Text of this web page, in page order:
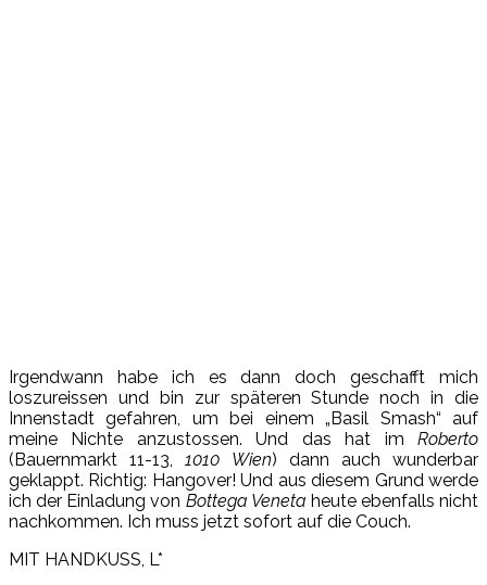
Irgendwann habe ich es dann doch geschafft mich
loszureissen und bin zur späteren Stunde noch in die
Innenstadt gefahren, um bei einem „Basil Smash“ auf
meine Nichte anzustossen. Und das hat im Roberto
(Bauernmarkt 11-13, 1010 Wien) dann auch wunderbar
geklappt. Richtig: Hangover! Und aus diesem Grund werde
ich der Einladung von Bottega Veneta heute ebenfalls nicht
nachkommen. Ich muss jetzt sofort auf die Couch.
MIT HANDKUSS, L*